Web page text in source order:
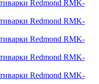
Redmond RMK-
Redmond RMK-
Redmond RMK-
Redmond RMK-
Redmond RMK-